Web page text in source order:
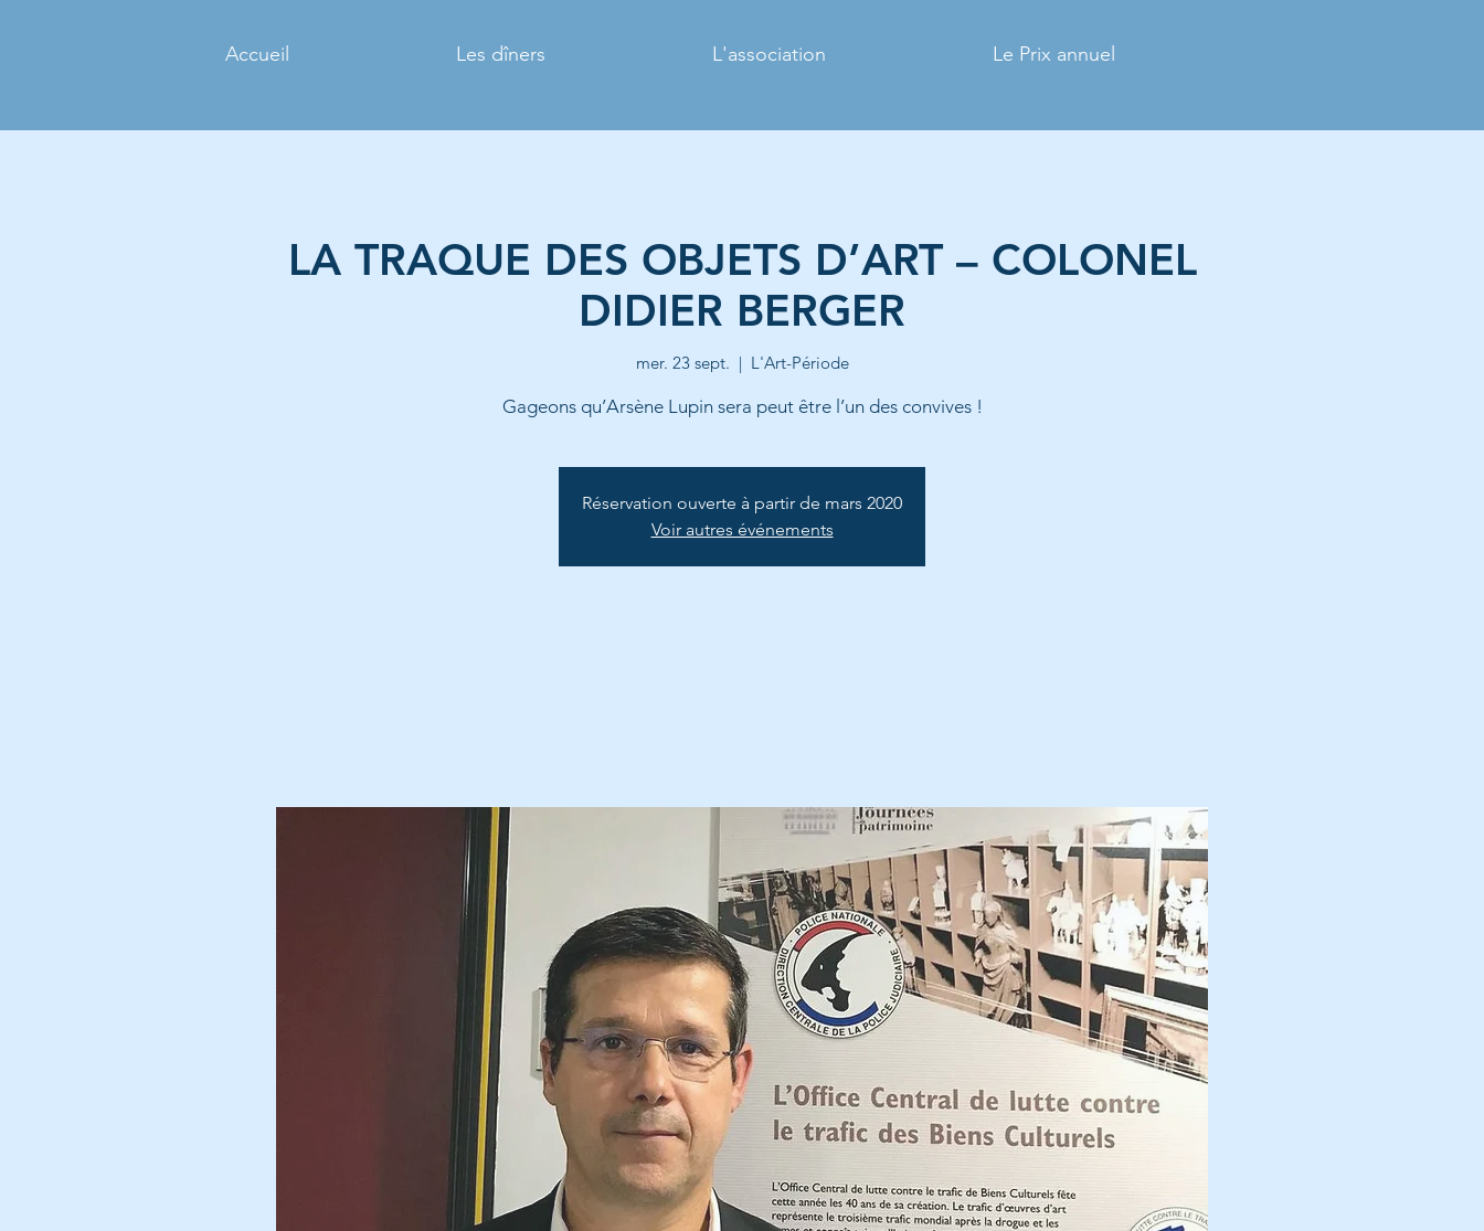
Accueil Les dîners L'association Le Prix annuel
LA TRAQUE DES OBJETS D’ART – COLONEL
DIDIER BERGER
mer. 23 sept.
  |
L'Art-Période
Gageons qu’Arsène Lupin sera peut être l’un des convives !
Réservation ouverte à partir de mars 2020
Voir autres événements